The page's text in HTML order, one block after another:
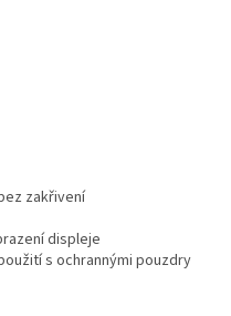
zakřivení
displeje
s ochrannými pouzdry